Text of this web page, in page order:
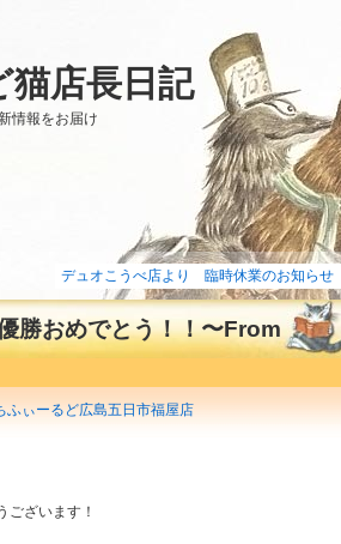
猫店長日記
情報をお届け
デュオこうべ店より 臨時休業のお知らせ
勝おめでとう！！〜From
ふぃーるど広島五日市福屋店
ございます！